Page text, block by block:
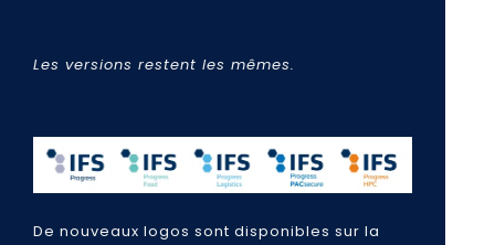
Les versions restent les mêmes.
De nouveaux logos sont disponibles sur la